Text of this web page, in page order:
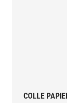
COLLE